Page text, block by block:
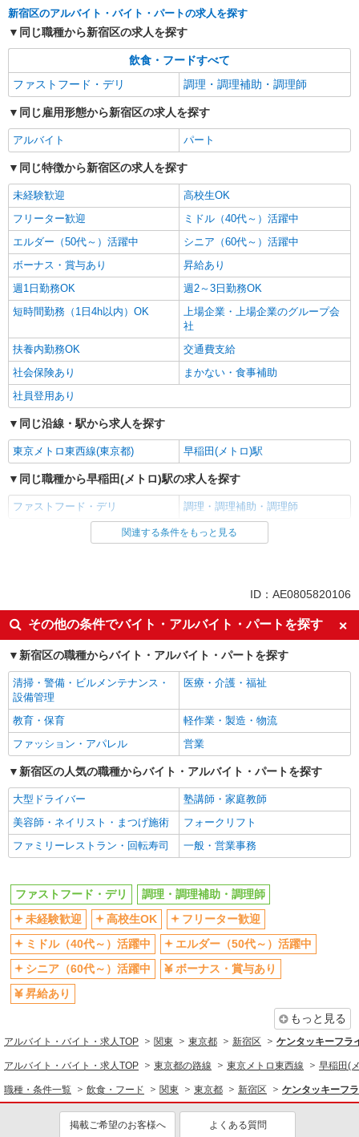
新宿区のアルバイト・バイト・パートの求人を探す
同じ職種から新宿区の求人を探す
飲食・フードすべて
ファストフード・デリ
調理・調理補助・調理師
同じ雇用形態から新宿区の求人を探す
アルバイト パート
同じ特徴から新宿区の求人を探す
未経験歓迎
高校生OK
フリーター歓迎
ミドル（40代～）活躍中
エルダー（50代～）活躍中
シニア（60代～）活躍中
ボーナス・賞与あり
昇給あり
週1日勤務OK
週2～3日勤務OK
短時間勤務（1日4h以内）OK
上場企業・上場企業のグループ会
社
扶養内勤務OK
交通費支給
社会保険あり
まかない・食事補助
社員登用あり
同じ沿線・駅から求人を探す
東京メトロ東西線(東京都) 早稲田(メトロ)駅
同じ職種から早稲田(メトロ)駅の求人を探す
ファストフード・デリ 調理・調理補助・調理師
同じ雇用形態から早稲田(メトロ)駅の求人を探す
未経験歓迎
高校生OK
フリーター歓迎
ミドル（40代～）活躍中
エルダー（50代～）活躍中
シニア（60代～）活躍中
ボーナス・賞与あり
昇給あり
週1日勤務OK
週2～3日勤務OK
短時間勤務（1日4h以内）OK
上場企業・上場企業のグループ会
社
扶養内勤務OK
交通費支給
社会保険あり
まかない・食事補助
社員登用あり
同じ職種から求人を探す
ファストフード・デリ
調理・調理補助・調理師
同じ特徴から求人を探す
未経験歓迎
高校生OK
ミドル（40代～）活躍中
ボーナス・賞与あり
週1日勤務OK
上場企業・上場企業のグループ会
社
扶養内勤務OK
交通費支給
社会保険あり
まかない・食事補助
社員登用あり
関連する条件をもっと見る
ID：AE0805820106
その他の条件でバイト・アルバイト・パートを探す
新宿区の職種からバイト・アルバイト・パートを探す
清掃・警備・ビルメンテナンス・
設備管理
医療・介護・福祉
教育・保育
軽作業・製造・物流
ファッション・アパレル
営業
新宿区の人気の職種からバイト・アルバイト・パートを探す
大型ドライバー
塾講師・家庭教師
美容師・ネイリスト・まつげ施術
フォークリフト
ファミリーレストラン・回転寿司
一般・営業事務
ファストフード・デリ
調理・調理補助・調理師
未経験歓迎
高校生OK
フリーター歓迎
ミドル（40代～）活躍中
エルダー（50代～）活躍中
シニア（60代～）活躍中
ボーナス・賞与あり
昇給あり
もっと見る
アルバイト・バイト・求人TOP 関東 東京都 新宿区 ケンタッキーフラ
アルバイト・バイト・求人TOP 東京都の路線 東京メトロ東西線 早稲田(
職種・条件一覧 飲食・フード 関東 東京都 新宿区 ケンタッキーフ
掲載ご希望のお客様へ よくある質問